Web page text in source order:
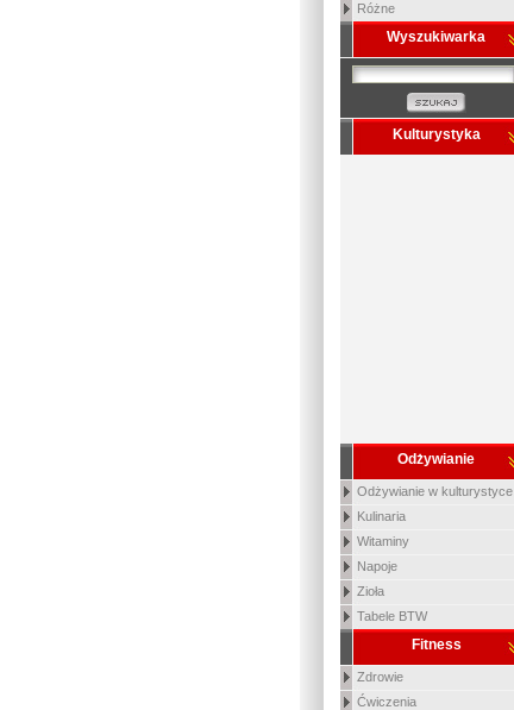
Różne
Wyszukiwarka
Kulturystyka
Odżywianie
Odżywianie w kulturystyce
Kulinaria
Witaminy
Napoje
Zioła
Tabele BTW
Fitness
Zdrowie
Ćwiczenia